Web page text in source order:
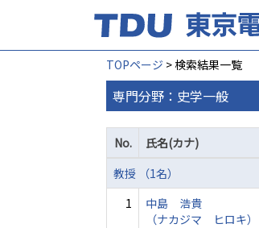
TOPページ > 検索結果一覧
専門分野：史学一般
No. 氏名(カナ)
教授 （1名）
1
中島 浩貴
（ナカジマ ヒロキ）